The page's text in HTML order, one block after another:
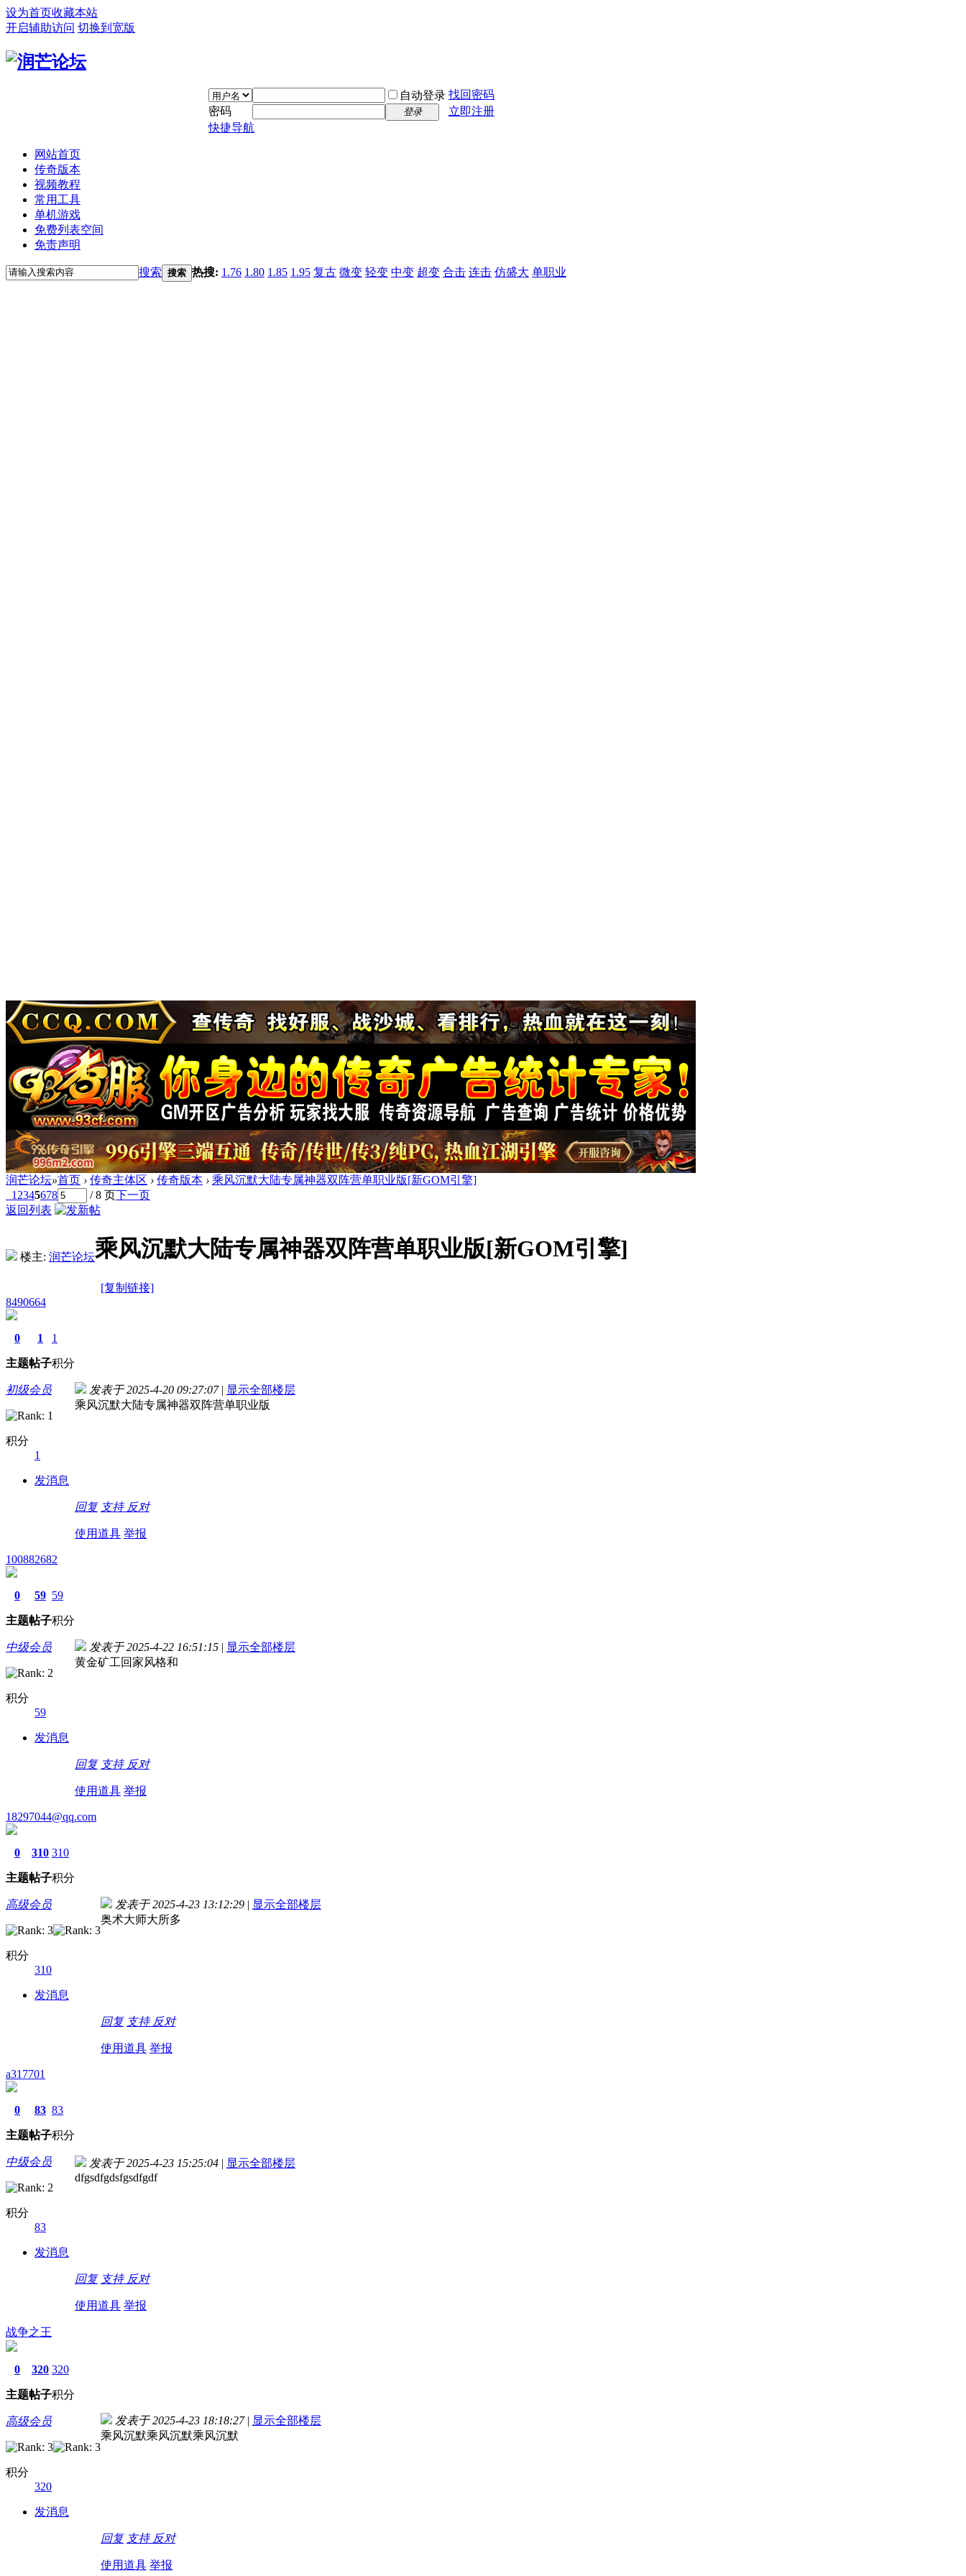
设为首页收藏本站
开启辅助访问 切换到宽版
自动登录 找回密码
密码
登录
立即注册
快捷导航
网站首页
传奇版本
视频教程
常用工具
单机游戏
免费列表空间
免责声明
搜索 搜索 热搜: 1.76 1.80 1.85 1.95 复古 微变 轻变 中变 超变 合击 连击 仿盛大 单职业
润芒论坛»首页 › 传奇主体区 › 传奇版本 › 乘风沉默大陆专属神器双阵营单职业版[新GOM引擎]
1 2345678 / 8 页下一页
返回列表
楼主: 润芒论坛乘风沉默大陆专属神器双阵营单职业版[新GOM引擎]
[复制链接]
8490664
0
主题
1
帖子
1
积分
初级会员
积分
1
发消息
发表于 2025-4-20 09:27:07 | 显示全部楼层
乘风沉默大陆专属神器双阵营单职业版
回复 支持 反对
使用道具 举报
100882682
0
主题
59
帖子
59
积分
中级会员
积分
59
发消息
发表于 2025-4-22 16:51:15 | 显示全部楼层
黄金矿工回家风格和
回复 支持 反对
使用道具 举报
18297044@qq.com
0
主题
310
帖子
310
积分
高级会员
积分
310
发消息
发表于 2025-4-23 13:12:29 | 显示全部楼层
奥术大师大所多
回复 支持 反对
使用道具 举报
a317701
0
主题
83
帖子
83
积分
中级会员
积分
83
发消息
发表于 2025-4-23 15:25:04 | 显示全部楼层
dfgsdfgdsfgsdfgdf
回复 支持 反对
使用道具 举报
战争之王
0
主题
320
帖子
320
积分
高级会员
积分
320
发消息
发表于 2025-4-23 18:18:27 | 显示全部楼层
乘风沉默乘风沉默乘风沉默
回复 支持 反对
使用道具 举报